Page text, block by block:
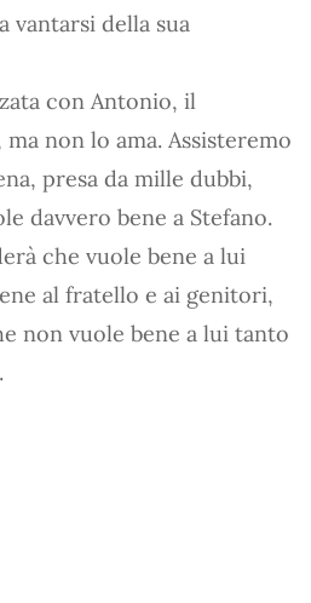
vantarsi della sua
con Antonio, il
non lo ama. Assisteremo
presa da mille dubbi,
davvero bene a Stefano.
che vuole bene a lui
al fratello e ai genitori,
non vuole bene a lui tanto